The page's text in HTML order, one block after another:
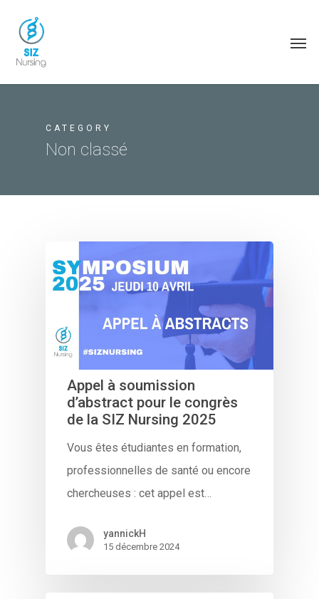
CATEGORY
Non classé
Appel à soumission
d’abstract pour le congrès
de la SIZ Nursing 2025
Vous êtes étudiantes en formation,
professionnelles de santé ou encore
chercheuses : cet appel est…
yannickH
15 décembre 2024